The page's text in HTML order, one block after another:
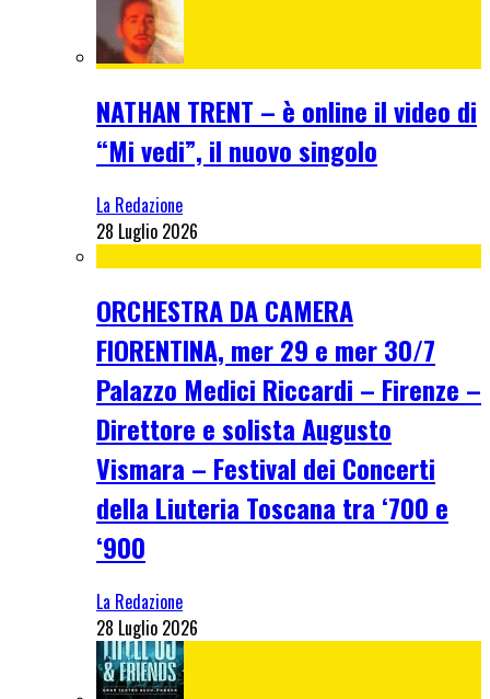
NATHAN TRENT – è online il video di
“Mi vedi”, il nuovo singolo
La Redazione
28 Luglio 2026
ORCHESTRA DA CAMERA
FIORENTINA, mer 29 e mer 30/7
Palazzo Medici Riccardi – Firenze –
Direttore e solista Augusto
Vismara – Festival dei Concerti
della Liuteria Toscana tra ‘700 e
‘900
La Redazione
28 Luglio 2026